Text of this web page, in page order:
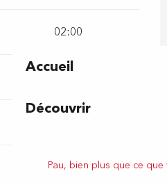
Accueil
Découvrir
Pau, bien plus que ce
02:00
02:00